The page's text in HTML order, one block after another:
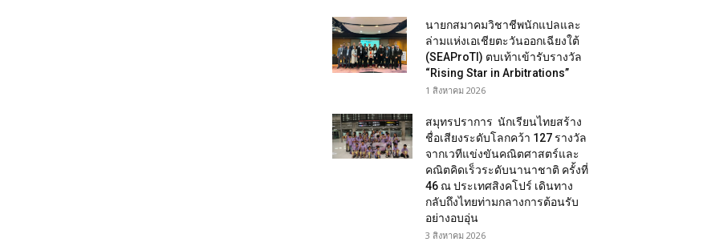
นายกสมาคมวิชาชีพนักแปลและ
ล่ามแห่งเอเชียตะวันออกเฉียงใต้
(SEAProTI) ตบเท้าเข้ารับรางวัล
“Rising Star in Arbitrations”
1 สิงหาคม 2026
สมุทรปราการ นักเรียนไทยสร้าง
ชื่อเสียงระดับโลกคว้า 127 รางวัล
จากเวทีแข่งขันคณิตศาสตร์และ
คณิตคิดเร็วระดับนานาชาติ ครั้งที่
46 ณ ประเทศสิงคโปร์ เดินทาง
กลับถึงไทยท่ามกลางการต้อนรับ
อย่างอบอุ่น
3 สิงหาคม 2026